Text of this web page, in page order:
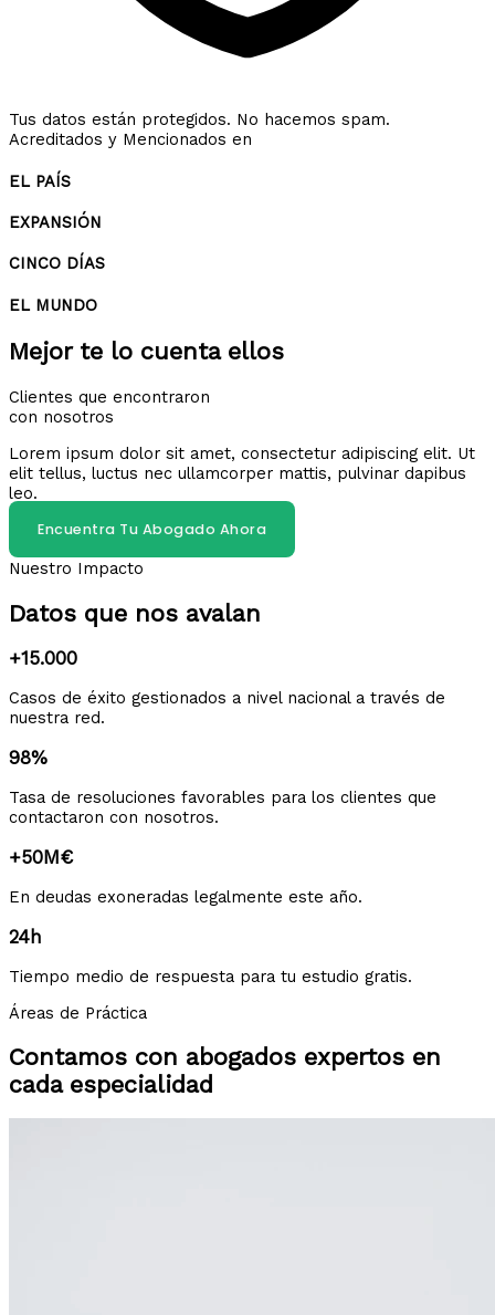
Tus datos están protegidos. No hacemos spam.
Acreditados y Mencionados en
EL PAÍS
EXPANSIÓN
CINCO DÍAS
EL MUNDO
Mejor te lo cuenta ellos
Clientes que encontraron
con nosotros
Lorem ipsum dolor sit amet, consectetur adipiscing elit. Ut
elit tellus, luctus nec ullamcorper mattis, pulvinar dapibus
leo.
Encuentra Tu Abogado Ahora
Nuestro Impacto
Datos que nos avalan
+15.000
Casos de éxito gestionados a nivel nacional a través de
nuestra red.
98%
Tasa de resoluciones favorables para los clientes que
contactaron con nosotros.
+50M€
En deudas exoneradas legalmente este año.
24h
Tiempo medio de respuesta para tu estudio gratis.
Áreas de Práctica
Contamos con abogados expertos en
cada especialidad